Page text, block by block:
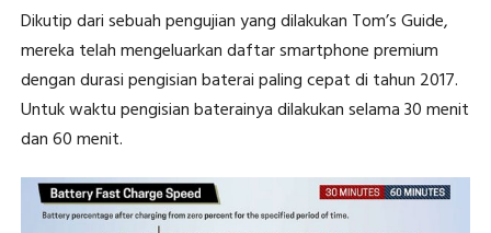
Dikutip dari sebuah pengujian yang dilakukan Tom’s Guide,
mereka telah mengeluarkan daftar smartphone premium
dengan durasi pengisian baterai paling cepat di tahun 2017.
Untuk waktu pengisian baterainya dilakukan selama 30 menit
dan 60 menit.